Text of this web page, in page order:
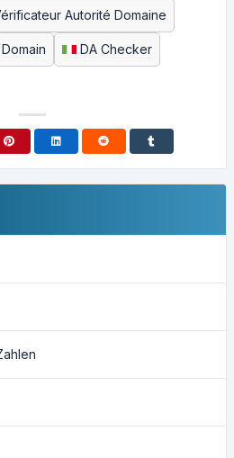
Autorité Domaine
DA Checker